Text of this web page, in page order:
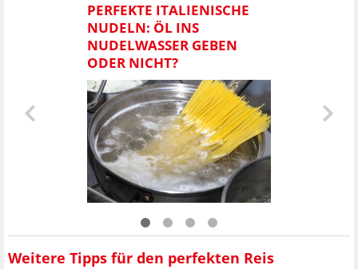
PERFEKTE ITALIENISCHE
NUDELN: ÖL INS
NUDELWASSER GEBEN
ODER NICHT?
Weitere Tipps für den perfekten Reis